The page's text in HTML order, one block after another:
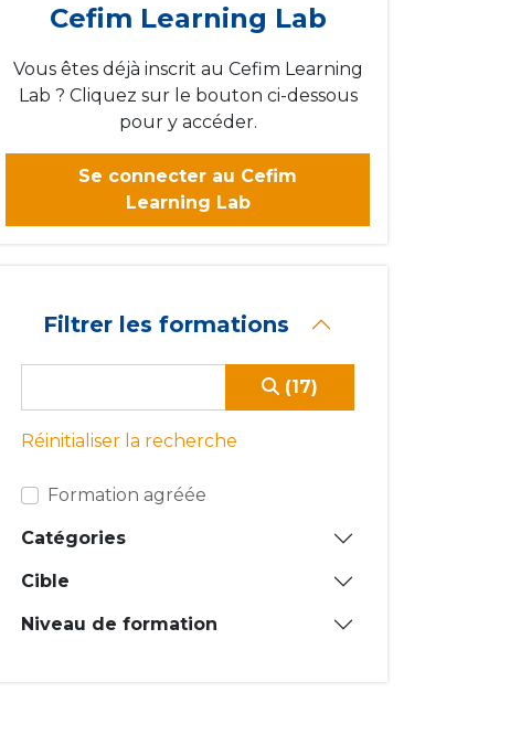
Cefim Learning Lab
Vous êtes déjà inscrit au Cefim Learning
Lab ? Cliquez sur le bouton ci-dessous
pour y accéder.
Se connecter au Cefim
Learning Lab
Filtrer les formations
(17)
Réinitialiser la recherche
Formation agréée
Catégories
Cible
Niveau de formation